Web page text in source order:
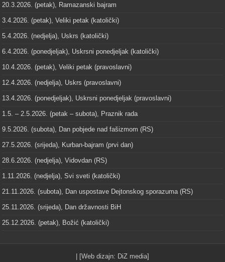
20.3.2026. (petak), Ramazanski bajram
3.4.2026. (petak), Veliki petak (katolički)
5.4.2026. (nedjelja), Uskrs (katolički)
6.4.2026. (ponedjeljak), Uskrsni ponedjeljak (katolički)
10.4.2026. (petak), Veliki petak (pravoslavni)
12.4.2026. (nedjelja), Uskrs (pravoslavni)
13.4.2026. (ponedjeljak), Uskrsni ponedjeljak (pravoslavni)
1.5. – 2.5.2026. (petak – subota), Praznik rada
9.5.2026. (subota), Dan pobjede nad fašizmom (RS)
27.5.2026. (srijeda), Kurban-bajram (prvi dan)
28.6.2026. (nedjelja), Vidovdan (RS)
1.11.2026. (nedjelja), Svi sveti (katolički)
21.11.2026. (subota), Dan uspostave Dejtonskog sporazuma (RS)
25.11.2026. (srijeda), Dan državnosti BiH
25.12.2026. (petak), Božić (katolički)
| [Web dizajn: DiZ media]